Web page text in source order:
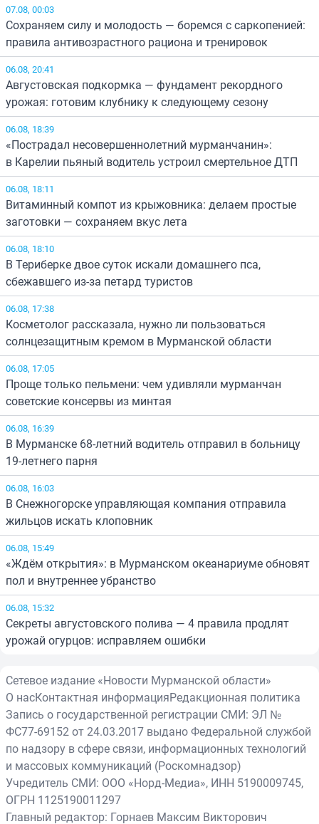
07.08, 00:03
Сохраняем силу и молодость — боремся с саркопенией:
правила антивозрастного рациона и тренировок
06.08, 20:41
Августовская подкормка — фундамент рекордного
урожая: готовим клубнику к следующему сезону
06.08, 18:39
«Пострадал несовершеннолетний мурманчанин»:
в Карелии пьяный водитель устроил смертельное ДТП
06.08, 18:11
Витаминный компот из крыжовника: делаем простые
заготовки — сохраняем вкус лета
06.08, 18:10
В Териберке двое суток искали домашнего пса,
сбежавшего из-за петард туристов
06.08, 17:38
Косметолог рассказала, нужно ли пользоваться
солнцезащитным кремом в Мурманской области
06.08, 17:05
Проще только пельмени: чем удивляли мурманчан
советские консервы из минтая
06.08, 16:39
В Мурманске 68-летний водитель отправил в больницу
19-летнего парня
06.08, 16:03
В Снежногорске управляющая компания отправила
жильцов искать клоповник
06.08, 15:49
«Ждём открытия»: в Мурманском океанариуме обновят
пол и внутреннее убранство
06.08, 15:32
Секреты августовского полива — 4 правила продлят
урожай огурцов: исправляем ошибки
Сетевое издание «Новости Мурманской области»
О насКонтактная информацияРедакционная политика
Запись о государственной регистрации СМИ: ЭЛ №
ФС77-69152 от 24.03.2017 выдано Федеральной службой
по надзору в сфере связи, информационных технологий
и массовых коммуникаций (Роскомнадзор)
Учредитель СМИ: ООО «Норд-Медиа», ИНН 5190009745,
ОГРН 1125190011297
Главный редактор: Горнаев Максим Викторович